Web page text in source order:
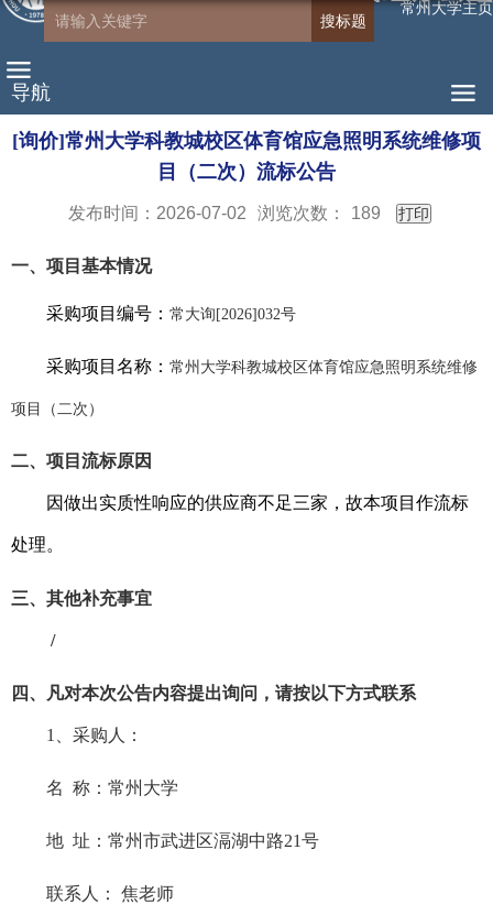
常州大学主页
导航
[询价]常州大学科教城校区体育馆应急照明系统维修项
目（二次）流标公告
发布时间：2026-07-02 浏览次数： 189 打印
一、项目基本情况
采购项目编号： 常大询 [2026]032号
采购项目名称： 常州大学科教城校区体育馆应急照明系统维修
项目（二次）
二、项目流标原因
因做出实质性响应的供应商不足三家，故本项目作流标
处理。
三、其他补充事宜
/
四、凡对本次公告内容提出询问，请按以下方式联系
1 、采购人：
名 称：常州大学
地 址：常州市武进区滆湖中路21号
联系人： 焦老师